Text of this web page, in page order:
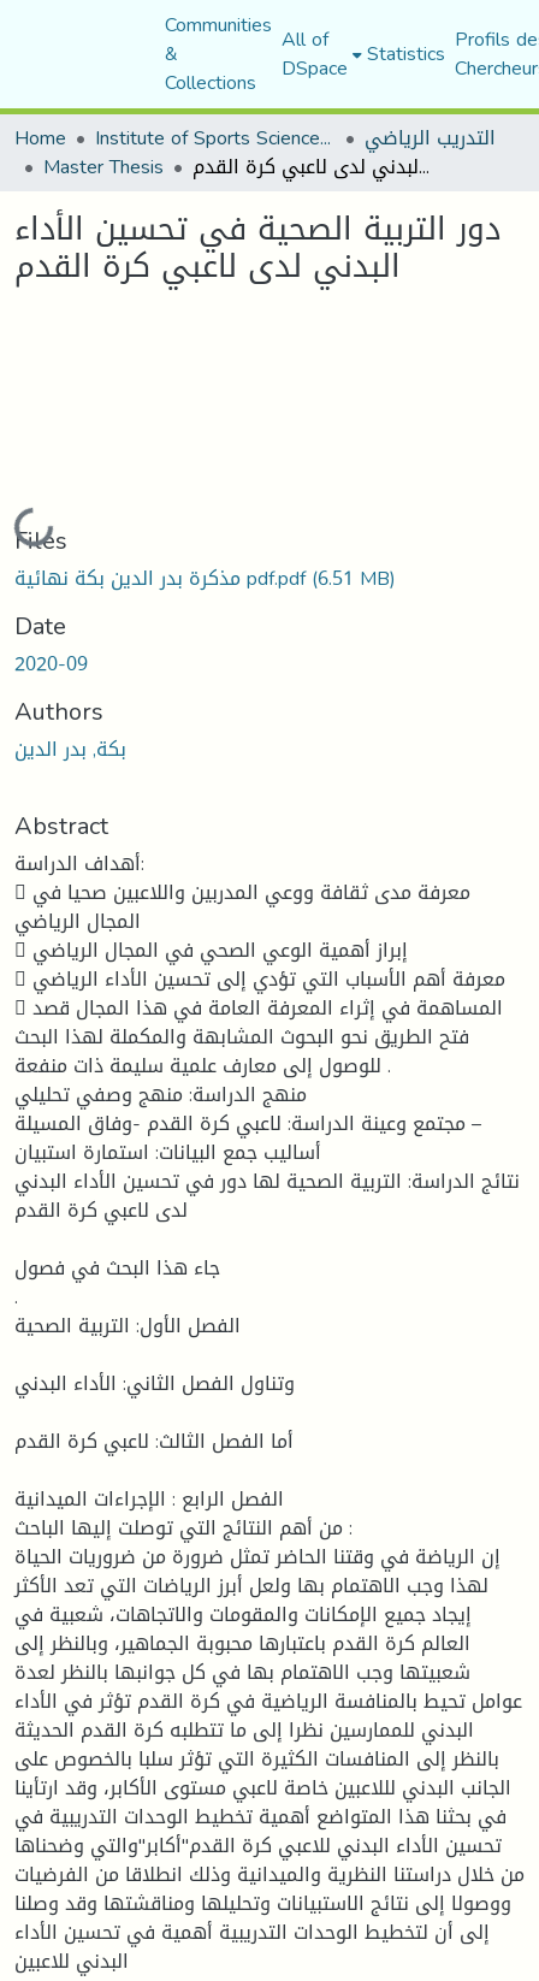
Communities
&
Collections
All of
DSpace Statistics Profils
Home
Institute of Sports Sciences and Techniques التدريب الرياضي
Master Thesis دور التربية الصحية في تحسين الأداء البدني لدى لاعبي كرة القدم
دور التربية الصحية في تحسين الأداء
البدني لدى لاعبي كرة القدم
Loading...
Files
مذكرة بدر الدين بكة نهائية pdf.pdf(6.51 MB)
Date
2020-09
Authors
بكة, بدر الدين
Abstract
أهداف الدراسة:
 معرفة مدى ثقافة ووعي المدربين واللاعبين صحيا في
المجال الرياضي
 إبراز أهمية الوعي الصحي في المجال الرياضي
 معرفة أهم الأسباب التي تؤدي إلى تحسين الأداء الرياضي
 المساهمة في إثراء المعرفة العامة في هذا المجال قصد
فتح الطريق نحو البحوث المشابهة والمكملة لهذا البحث
للوصول إلى معارف علمية سليمة ذات منفعة .
منهج الدراسة: منهج وصفي تحليلي
مجتمع وعينة الدراسة: لاعبي كرة القدم -وفاق المسيلة –
أساليب جمع البيانات: استمارة استبيان
نتائج الدراسة: التربية الصحية لها دور في تحسين الأداء البدني
لدى لاعبي كرة القدم
جاء هذا البحث في فصول
.
الفصل الأول: التربية الصحية
وتناول الفصل الثاني: الأداء البدني
أما الفصل الثالث: لاعبي كرة القدم
الفصل الرابع : الإجراءات الميدانية
من أهم النتائج التي توصلت إليها الباحث :
إن الرياضة في وقتنا الحاضر تمثل ضرورة من ضروريات الحياة
لهذا وجب الاهتمام بها ولعل أبرز الرياضات التي تعد الأكثر
إيجاد جميع الإمكانات والمقومات والاتجاهات، شعبية في
العالم كرة القدم باعتبارها محبوبة الجماهير، وبالنظر إلى
شعبيتها وجب الاهتمام بها في كل جوانبها بالنظر لعدة
عوامل تحيط بالمنافسة الرياضية في كرة القدم تؤثر في الأداء
البدني للممارسين نظرا إلى ما تتطلبه كرة القدم الحديثة
بالنظر إلى المنافسات الكثيرة التي تؤثر سلبا بالخصوص على
الجانب البدني لللاعبين خاصة لاعبي مستوى الأكابر، وقد ارتأينا
في بحثنا هذا المتواضع أهمية تخطيط الوحدات التدريبية في
تحسين الأداء البدني للاعبي كرة القدم"أكابر"والتي وضحناها
من خلال دراستنا النظرية والميدانية وذلك انطلاقا من الفرضيات
ووصولا إلى نتائج الاستبيانات وتحليلها ومناقشتها وقد وصلنا
إلى أن لتخطيط الوحدات التدريبية أهمية في تحسين الأداء
البدني للاعبين